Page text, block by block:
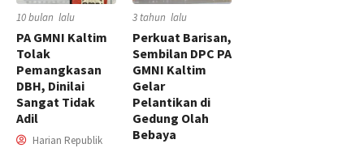
10 bulan lalu
PA GMNI Kaltim
Tolak
Pemangkasan
DBH, Dinilai
Sangat Tidak
Adil
Harian Republik
3 tahun lalu
Perkuat Barisan,
Sembilan DPC PA
GMNI Kaltim
Gelar
Pelantikan di
Gedung Olah
Bebaya